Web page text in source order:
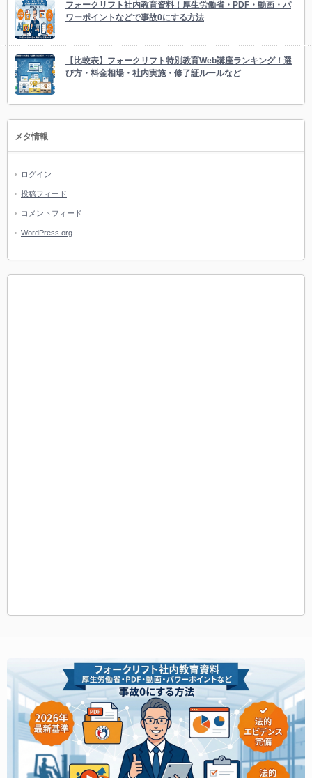
フォークリフト社内教育資料！厚生労働省・PDF・動画・パ
ワーポイントなどで事故0にする方法
【比較表】フォークリフト特別教育Web講座ランキング！選
び方・料金相場・社内実施・修了証ルールなど
メタ情報
ログイン
投稿フィード
コメントフィード
WordPress.org